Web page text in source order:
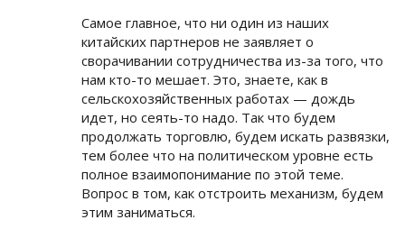
Самое главное, что ни один из наших
китайских партнеров не заявляет о
сворачивании сотрудничества из-за того, что
нам кто-то мешает. Это, знаете, как в
сельскохозяйственных работах — дождь
идет, но сеять-то надо. Так что будем
продолжать торговлю, будем искать развязки,
тем более что на политическом уровне есть
полное взаимопонимание по этой теме.
Вопрос в том, как отстроить механизм, будем
этим заниматься.